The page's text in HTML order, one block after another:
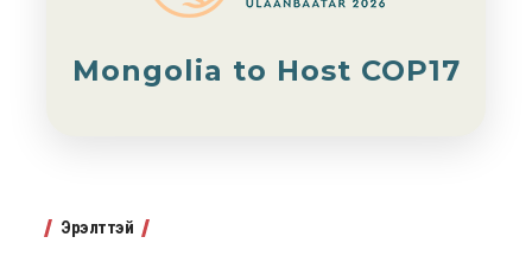
Mongolia to Host COP17
Эрэлттэй